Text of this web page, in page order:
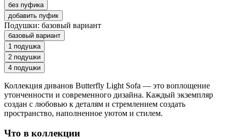
без пуфика
добавить пуфик
Подушки: базовый вариант
базовый вариант
1 подушка
2 подушки
4 подушки
Коллекция диванов Butterfly Light Sofa — это воплощение
утонченности и современного дизайна. Каждый экземпляр
создан с любовью к деталям и стремлением создать
пространство, наполненное уютом и стилем.
Что в коллекции